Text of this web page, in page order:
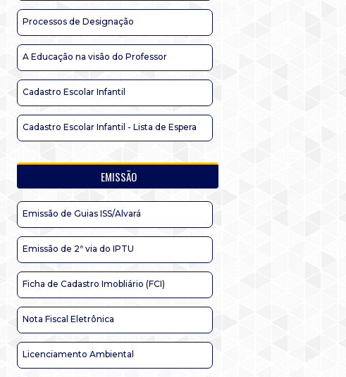
Processos de Designação
A Educação na visão do Professor
Cadastro Escolar Infantil
Cadastro Escolar Infantil - Lista de Espera
EMISSÃO
Emissão de Guias ISS/Alvará
Emissão de 2ª via do IPTU
Ficha de Cadastro Imobliário (FCI)
Nota Fiscal Eletrônica
Licenciamento Ambiental